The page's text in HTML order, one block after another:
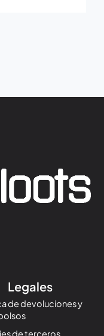
Legales
de devoluciones y